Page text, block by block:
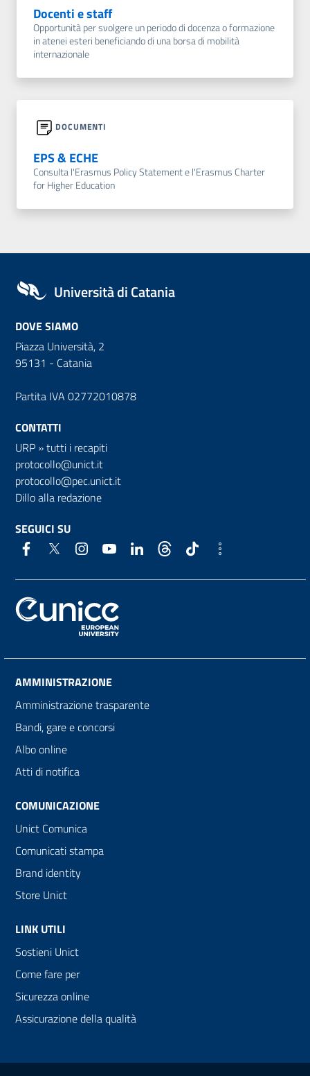
Docenti e staff
Opportunità per svolgere un periodo di docenza o formazione
in atenei esteri beneficiando di una borsa di mobilità
internazionale
DOCUMENTI
EPS & ECHE
Consulta l'Erasmus Policy Statement e l'Erasmus Charter
for Higher Education
Università di Catania
DOVE SIAMO
Piazza Università, 2
95131 - Catania
Partita IVA 02772010878
CONTATTI
URP »tutti i recapiti
protocollo@unict.it
protocollo@pec.unict.it
Dillo alla redazione
SEGUICI SU
AMMINISTRAZIONE
Amministrazione trasparente
Bandi, gare e concorsi
Albo online
Atti di notifica
COMUNICAZIONE
Unict Comunica
Comunicati stampa
Brand identity
Store Unict
LINK UTILI
Sostieni Unict
Come fare per
Sicurezza online
Assicurazione della qualità